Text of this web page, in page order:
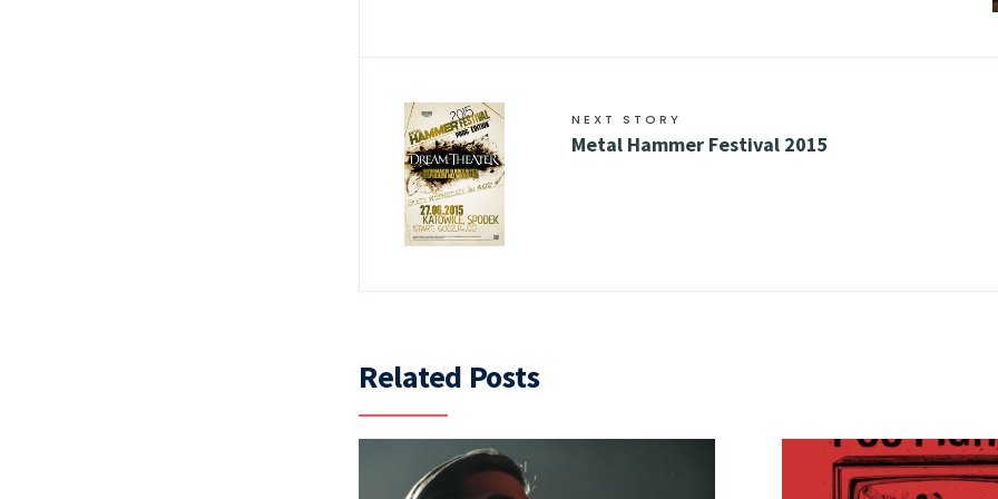
NEXT STORY
Metal Hammer Festival 2015
Related Posts